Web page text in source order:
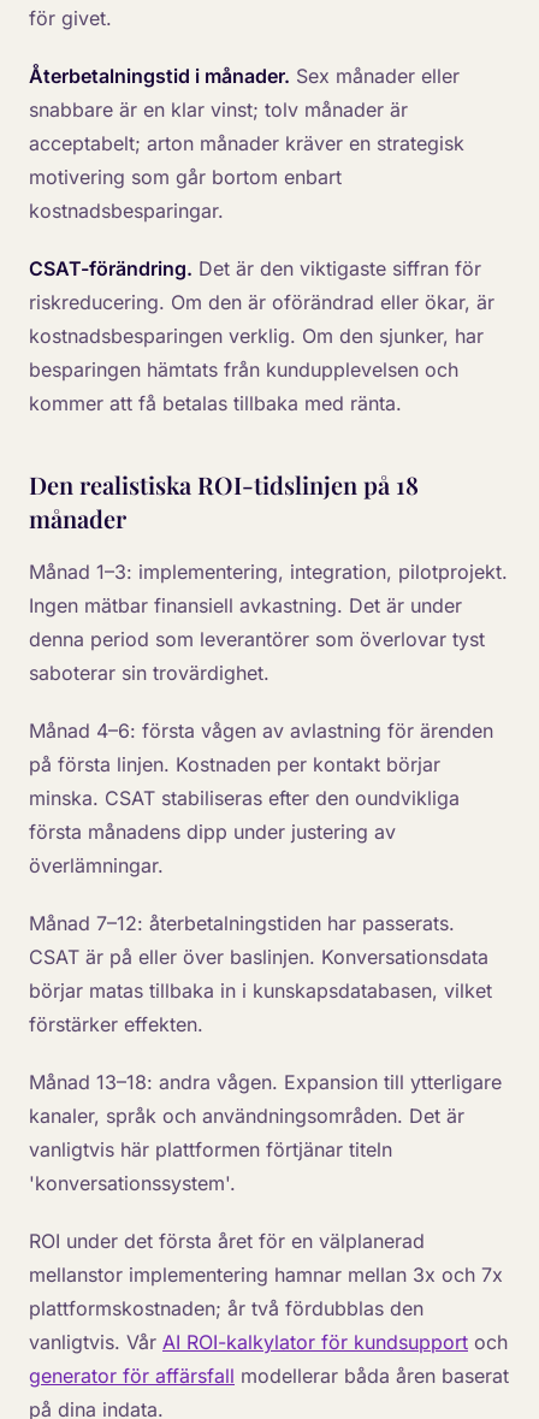
för givet.
Återbetalningstid i månader. Sex månader eller
snabbare är en klar vinst; tolv månader är
acceptabelt; arton månader kräver en strategisk
motivering som går bortom enbart
kostnadsbesparingar.
CSAT-förändring. Det är den viktigaste siffran för
riskreducering. Om den är oförändrad eller ökar, är
kostnadsbesparingen verklig. Om den sjunker, har
besparingen hämtats från kundupplevelsen och
kommer att få betalas tillbaka med ränta.
Den realistiska ROI-tidslinjen på 18
månader
Månad 1–3: implementering, integration, pilotprojekt.
Ingen mätbar finansiell avkastning. Det är under
denna period som leverantörer som överlovar tyst
saboterar sin trovärdighet.
Månad 4–6: första vågen av avlastning för ärenden
på första linjen. Kostnaden per kontakt börjar
minska. CSAT stabiliseras efter den oundvikliga
första månadens dipp under justering av
överlämningar.
Månad 7–12: återbetalningstiden har passerats.
CSAT är på eller över baslinjen. Konversationsdata
börjar matas tillbaka in i kunskapsdatabasen, vilket
förstärker effekten.
Månad 13–18: andra vågen. Expansion till ytterligare
kanaler, språk och användningsområden. Det är
vanligtvis här plattformen förtjänar titeln
'konversationssystem'.
ROI under det första året för en välplanerad
mellanstor implementering hamnar mellan 3x och 7x
plattformskostnaden; år två fördubblas den
vanligtvis. Vår AI ROI-kalkylator för kundsupport och
generator för affärsfall modellerar båda åren baserat
på dina indata.